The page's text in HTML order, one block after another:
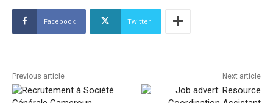
Facebook Twitter
Previous article Next article